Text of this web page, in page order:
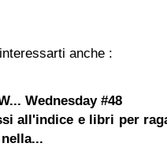
anche :
Wednesday #48
all'indice e libri per